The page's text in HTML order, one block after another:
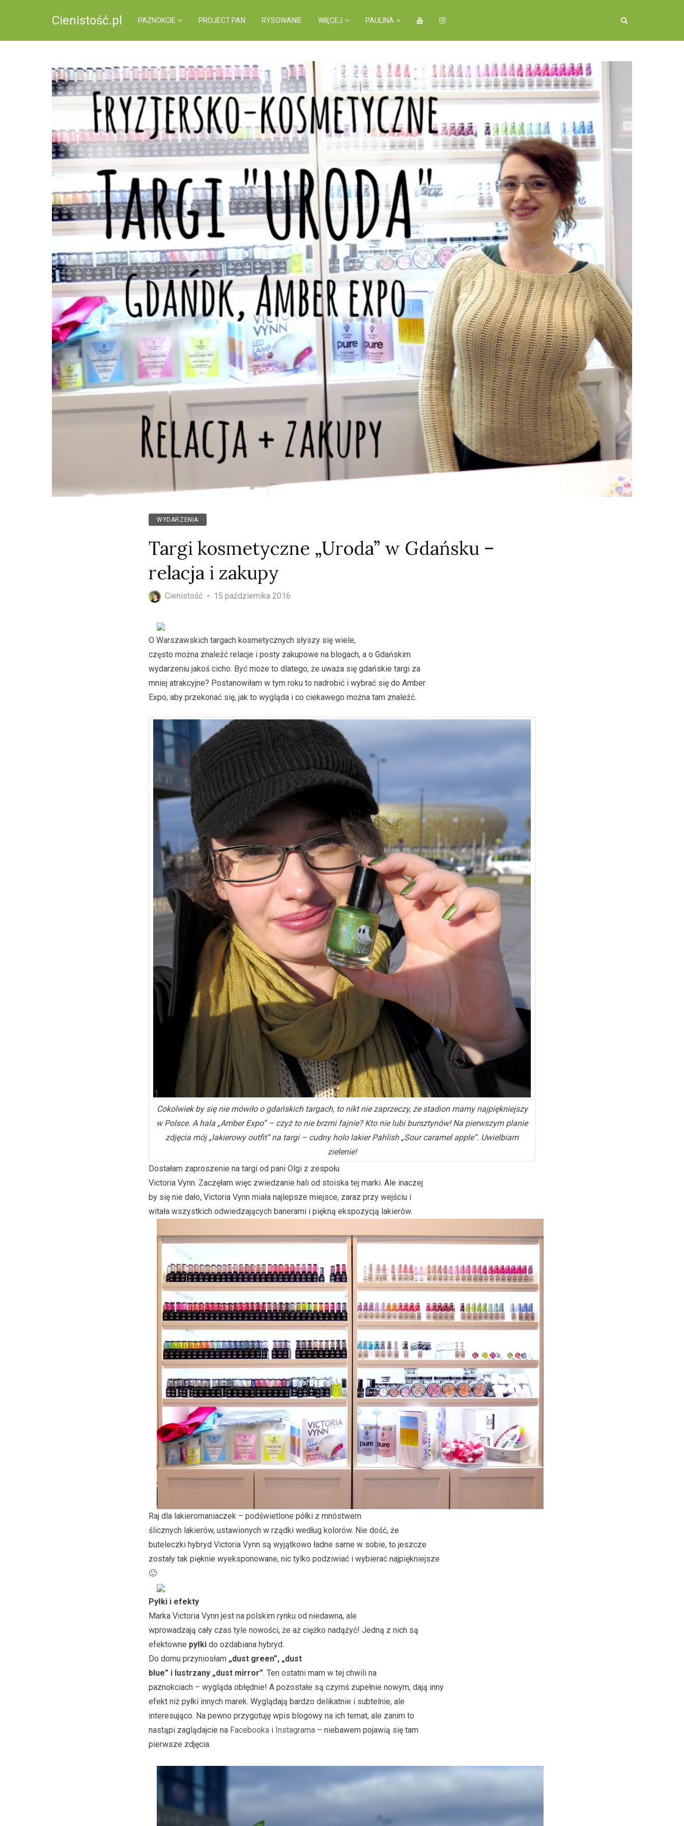
Cienistość.pl PAZNOKCIE PROJECT PAN RYSOWANIE WIĘCEJ PAULINA
WYDARZENIA
Targi kosmetyczne „Uroda” w Gdańsku –
relacja i zakupy
Cienistość - 15 października 2016
O Warszawskich targach kosmetycznych słyszy się wiele,
często można znaleźć relacje i posty zakupowe na blogach, a o Gdańskim
wydarzeniu jakoś cicho. Być może to dlatego, że uważa się gdańskie targi za
mniej atrakcyjne? Postanowiłam w tym roku to nadrobić i wybrać się do Amber
Expo, aby przekonać się, jak to wygląda i co ciekawego można tam znaleźć.
Cokolwiek by się nie mówiło o gdańskich targach, to nikt nie zaprzeczy, że stadion mamy najpiękniejszy
w Polsce. A hala „Amber Expo” – czyż to nie brzmi fajnie? Kto nie lubi bursztynów! Na pierwszym planie
zdjęcia mój „lakierowy outfit” na targi – cudny holo lakier Pahlish „Sour caramel apple”. Uwielbiam
zielenie!
Dostałam zaproszenie na targi od pani Olgi z zespołu
Victoria Vynn. Zaczęłam więc zwiedzanie hali od stoiska tej marki. Ale inaczej
by się nie dało, Victoria Vynn miała najlepsze miejsce, zaraz przy wejściu i
witała wszystkich odwiedzających banerami i piękną ekspozycją lakierów.
Raj dla lakieromaniaczek – podświetlone półki z mnóstwem
ślicznych lakierów, ustawionych w rządki według kolorów. Nie dość, że
buteleczki hybryd Victoria Vynn są wyjątkowo ładne same w sobie, to jeszcze
zostały tak pięknie wyeksponowane, nic tylko podziwiać i wybierać najpiękniejsze
🙂
Pyłki i efekty
Marka Victoria Vynn jest na polskim rynku od niedawna, ale
wprowadzają cały czas tyle nowości, że aż ciężko nadążyć! Jedną z nich są
efektowne pyłki do ozdabiana hybryd.
Do domu przyniosłam „dust green”, „dust
blue” i lustrzany „dust mirror”. Ten ostatni mam w tej chwili na
paznokciach – wygląda obłędnie! A pozostałe są czymś zupełnie nowym, dają inny
efekt niż pyłki innych marek. Wyglądają bardzo delikatnie i subtelnie, ale
interesująco. Na pewno przygotuję wpis blogowy na ich temat, ale zanim to
nastąpi zaglądajcie na Facebooka i Instagrama – niebawem pojawią się tam
pierwsze zdjęcia.